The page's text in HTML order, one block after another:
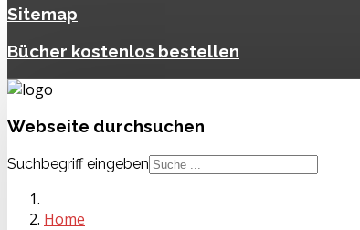
Sitemap
Bücher kostenlos bestellen
Webseite durchsuchen
Suchbegriff eingeben
Home